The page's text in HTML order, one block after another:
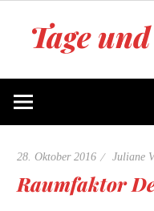
Tage
von
28. Oktober 2016 Juliane
Raumfaktor